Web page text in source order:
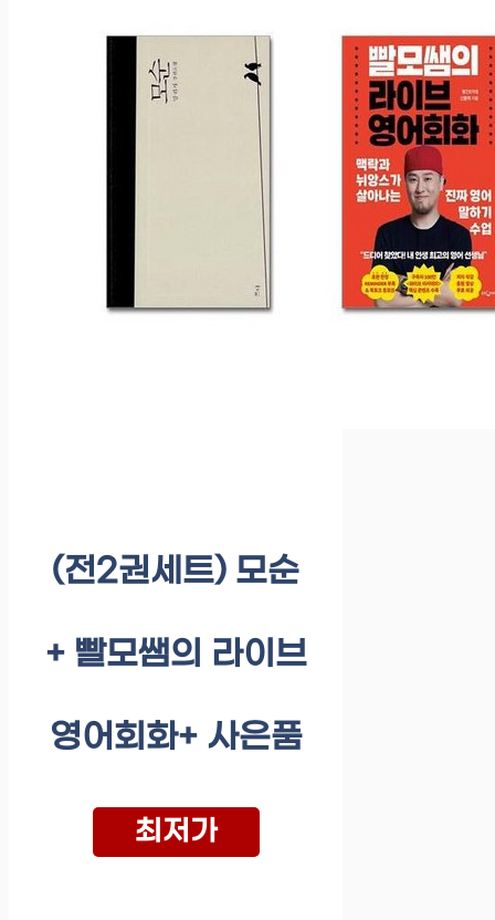
(전2권세트) 모순
+ 빨모쌤의 라이브
영어회화+ 사은품
최저가